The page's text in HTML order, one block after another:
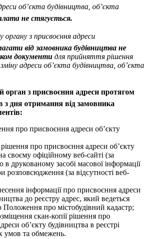
об’єкта будівництва, об’єкта
не стягується.
з присвоєння адреси
від замовника будівництва не
документи для прийняття рішення
адреси об’єкта будівництва, об’єкта
орган з присвоєння адреси протягом
з дня отримання від замовника
про присвоєння адреси об’єкту
про присвоєння адреси об’єкту
своєму офіційному веб-сайті (за
в друкованому засобі масової інформації
розповсюдження (за відсутності веб-
інформації про присвоєння адреси
до реєстру адрес, який ведеться
Положення про містобудівний кадастр;
скан-копії рішення про
об’єкту будівництва в реєстрі
умов та обмежень.